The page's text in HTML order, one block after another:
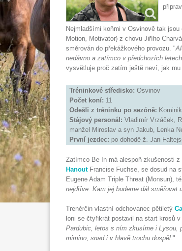
Nejmladšími koňmi v Osvinově tak
Motion, Motivator) z chovu Jiřího
směrován do překážkového provozu. "
nedávno a zatímco v předchozích
vysvětluje proč zatím ještě neví, jak
Tréninkové středisko: Osvinov
Počet koní: 11
Odešli z tréninku po sezóně:
Stájový personál: Vladimír Vrzáček,
manžel Miroslav a syn Jakub, Lenka
První jezdec: po dohodě ž. Jan
Zatímco Be In má alespoň zkušenosti
HanoutFrancise Fuchse, se dosud na
Eugene Adam Triple Threat (Monsun),
nejdříve. Kam jej budeme dál směřovat
Trenérčin vlastní odchovanec pětiletý
loni se čtyřikrát postavil na start krosů
Pardubic, letos s ním zkusíme i Lysou,
mimino, snad i v hlavě trochu dospěl."